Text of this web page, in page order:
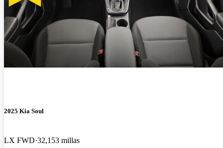
2025 Kia Soul
LX FWD 32,153 millas